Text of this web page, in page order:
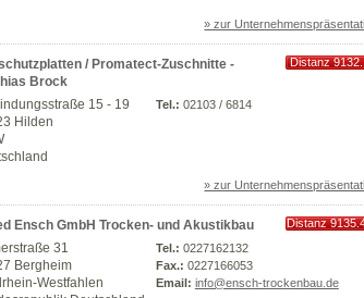
» zur
/ Promatect-Zuschnitte -
Brock
Distanz
15 - 19
Hilden
Tel.: 02103 / 6814
» zur
Ensch GmbH Trocken- und Akustikbau
Distanz
31
Bergheim
Westfahlen
Tel.: 0227162132
Fax.: 0227166053
Email: info@ensch-trockenbau.de